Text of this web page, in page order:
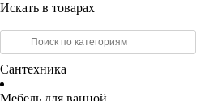
Искать в товарах
Сантехника
Мебель для ванной